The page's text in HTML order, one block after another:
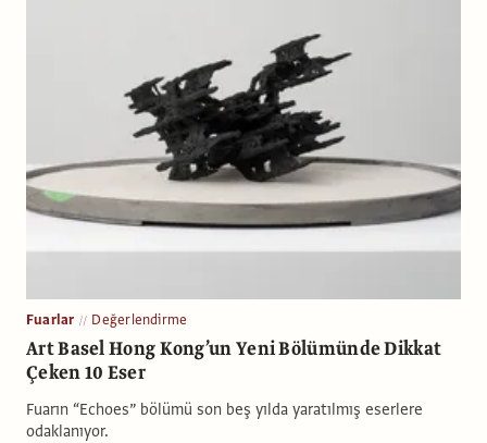
Fuarlar Değerlendirme
Art Basel Hong Kong’un Yeni Bölümünde Dikkat
Çeken 10 Eser
Fuarın “Echoes” bölümü son beş yılda yaratılmış eserlere
odaklanıyor.